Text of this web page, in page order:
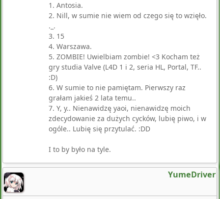
1. Antosia.
2. Nill, w sumie nie wiem od czego się to wzięło.
._.
3. 15
4. Warszawa.
5. ZOMBIE! Uwielbiam zombie! <3 Kocham też
gry studia Valve (L4D 1 i 2, seria HL, Portal, TF..
:D)
6. W sumie to nie pamiętam. Pierwszy raz
grałam jakieś 2 lata temu..
7. Y, y.. Nienawidzę yaoi, nienawidzę moich
zdecydowanie za dużych cycków, lubię piwo, i w
ogóle.. Lubię się przytulać. :DD
I to by było na tyle.
YumeDriver